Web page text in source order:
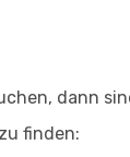
dann
finden: